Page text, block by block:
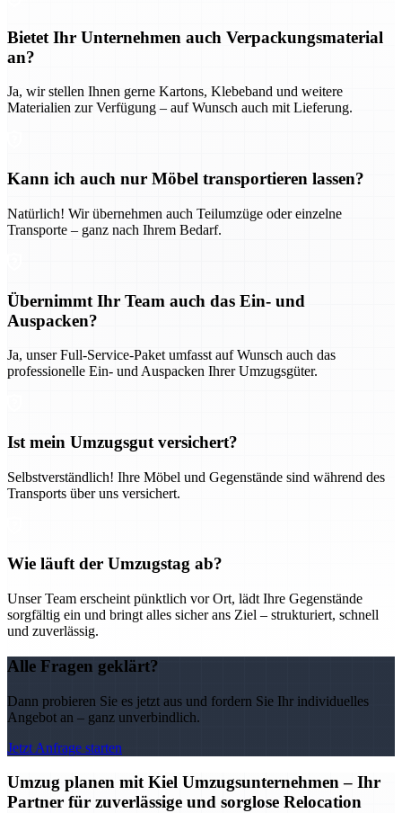
Bietet Ihr Unternehmen auch Verpackungsmaterial
an?
Ja, wir stellen Ihnen gerne Kartons, Klebeband und weitere
Materialien zur Verfügung – auf Wunsch auch mit Lieferung.
Kann ich auch nur Möbel transportieren lassen?
Natürlich! Wir übernehmen auch Teilumzüge oder einzelne
Transporte – ganz nach Ihrem Bedarf.
Übernimmt Ihr Team auch das Ein- und
Auspacken?
Ja, unser Full-Service-Paket umfasst auf Wunsch auch das
professionelle Ein- und Auspacken Ihrer Umzugsgüter.
Ist mein Umzugsgut versichert?
Selbstverständlich! Ihre Möbel und Gegenstände sind während des
Transports über uns versichert.
Wie läuft der Umzugstag ab?
Unser Team erscheint pünktlich vor Ort, lädt Ihre Gegenstände
sorgfältig ein und bringt alles sicher ans Ziel – strukturiert, schnell
und zuverlässig.
Alle Fragen geklärt?
Dann probieren Sie es jetzt aus und fordern Sie Ihr individuelles
Angebot an – ganz unverbindlich.
Jetzt Anfrage starten
Umzug planen mit Kiel Umzugsunternehmen – Ihr
Partner für zuverlässige und sorglose Relocation